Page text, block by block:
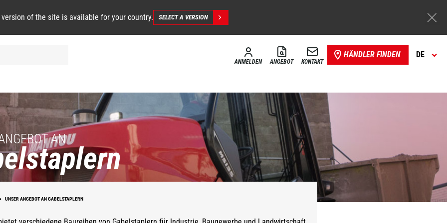
version of the site is available for your country. SELECT A VERSION
ANMELDEN ANGEBOT KONTAKT
HÄNDLER FINDEN DE
AN
UNSER ANGEBOT AN GABELSTAPLERN